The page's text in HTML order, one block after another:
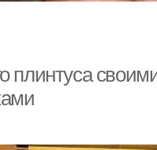
плинтуса